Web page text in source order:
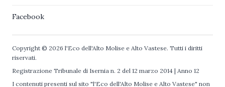
Facebook
Copyright © 2026 l'Eco dell'Alto Molise e Alto Vastese. Tutti i diritti
riservati.
Registrazione Tribunale di Isernia n. 2 del 12 marzo 2014 | Anno 12
I contenuti presenti sul sito "l'Eco dell'Alto Molise e Alto Vastese" non